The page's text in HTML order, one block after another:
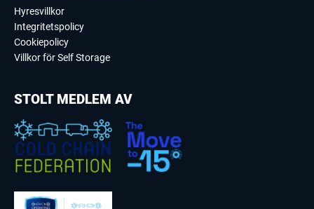
Hyresvillkor
Integritetspolicy
Cookiepolicy
Villkor för Self Storage
STOLT MEDLEM AV